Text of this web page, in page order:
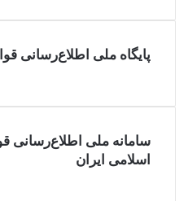
پایگاه ملی اطلاع‌رسانی
سامانه ملی اطلاع‌رسانی
اسلامی ایران